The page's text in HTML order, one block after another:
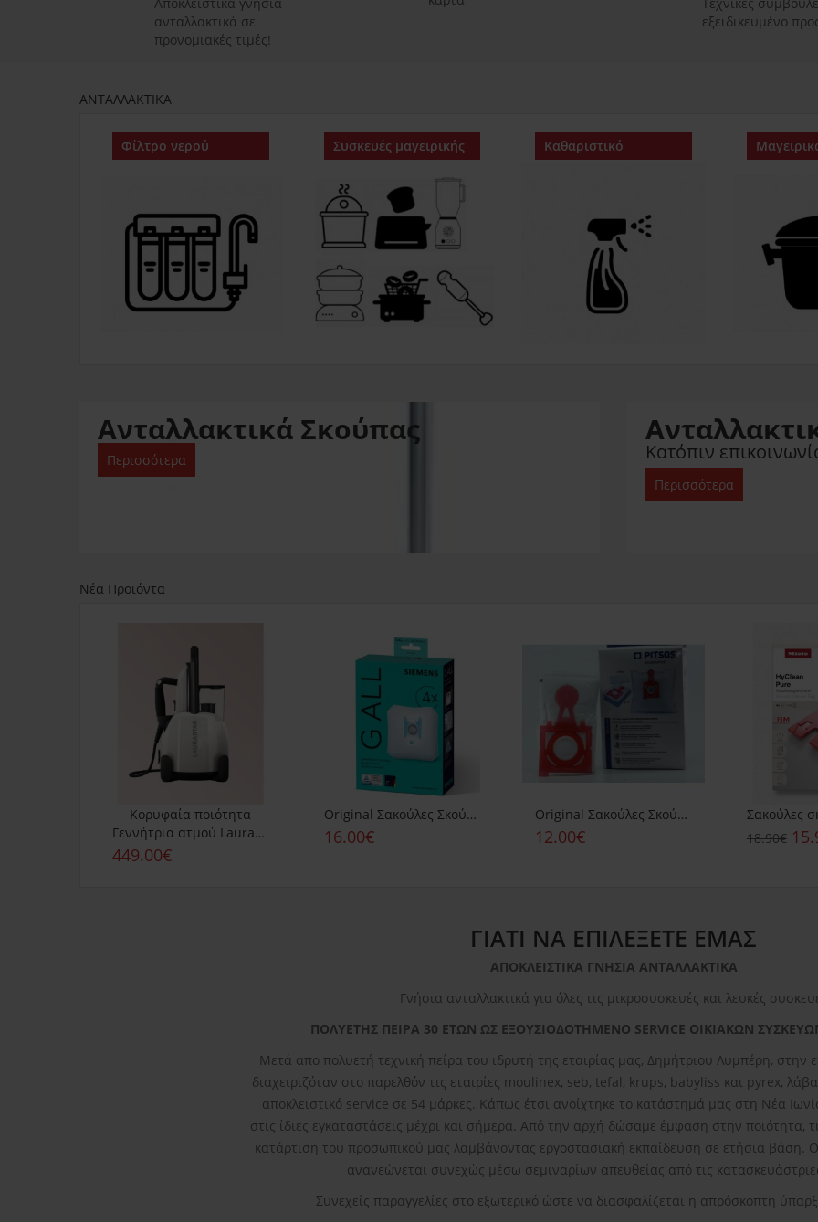
ανταλλακτικά σε
προνομιακές τιμές!
εξειδικευμένο
ΑΝΤΑΛΛΑΚΤΙΚΑ
Φίλτρο νερού Συσκευές μαγειρικής Καθαριστικό
Ανταλλακτικά Σκούπας
Περισσότερα Κατόπιν
Περισσότερα
Νέα Προϊόντα
Κορυφαία ποιότητα
Γεννήτρια ατμού Laurastar Lift revive
449.00€
Original Σακούλες Σκούπας Siemens Type Gall
16.00€
Original Σακούλες Σκούπας Pitsos GVC425SP
12.00€
18.90€
ΓΙΑΤΙ ΝΑ ΕΠΙΛΕΞΕΤΕ ΕΜΑΣ
ΑΠΟΚΛΕΙΣΤΙΚΑ ΓΝΗΣΙΑ ΑΝΤΑΛΛΑΚΤΙΚΑ
Γνήσια ανταλλακτικά για όλες τις μικροσυσκευές και λευκές
ΠΟΛΥΕΤΗΣ ΠΕΙΡΑ 30 ΕΤΩΝ ΩΣ ΕΞΟΥΣΙΟΔΟΤΗΜΕΝΟ SERVICE ΟΙΚΙΑΚΩΝ
Μετά απο πολυετή τεχνική πείρα του ιδρυτή της εταιρίας μας, Δημήτριου Λυμπέρη,
διαχειριζόταν στο παρελθόν τις εταιρίες moulinex, seb, tefal, krups, babyliss και pyrex,
αποκλειστικό service σε 54 μάρκες. Κάπως έτσι ανοίχτηκε το κατάστημά μας στη Νέα
στις ίδιες εγκαταστάσεις μέχρι και σήμερα. Από την αρχή δώσαμε έμφαση στην ποιότητα,
κατάρτιση του προσωπικού μας λαμβάνοντας εργοστασιακή εκπαίδευση σε ετήσια βάση.
ανανεώνεται συνεχώς μέσω σεμιναρίων απευθείας από τις
Συνεχείς παραγγελίες στο εξωτερικό ώστε να διασφαλίζεται η απρόσκοπτη